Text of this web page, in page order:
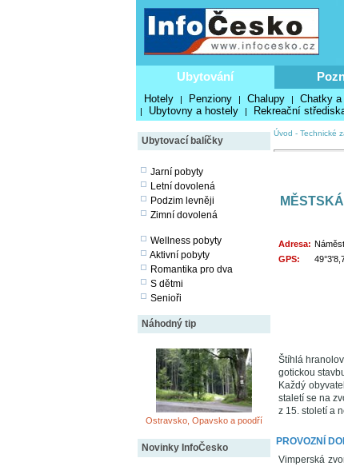
Ubytování
Hotely | Penziony | Chalupy | Chatky a
| Ubytovny a hostely | Rekreační
Ubytovací balíčky
Jarní pobyty
Letní dovolená
Podzim levněji
Zimní dovolená
Wellness pobyty
Aktivní pobyty
Romantika pro dva
S dětmi
Senioři
Náhodný tip
Ostravsko, Opavsko a poodří
Novinky InfoČesko
Úvod - Technické
Adresa:
GPS:
Štíhlá
gotickou
Každý
staletí se na
z 15. století a
PROVOZNÍ
Vimperská